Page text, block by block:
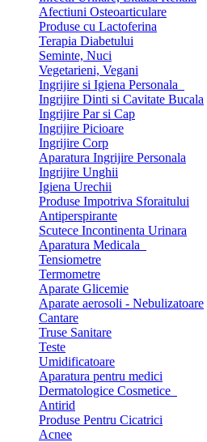
Afectiuni Osteoarticulare
Produse cu Lactoferina
Terapia Diabetului
Seminte, Nuci
Vegetarieni, Vegani
Ingrijire si Igiena Personala
Ingrijire Dinti si Cavitate Bucala
Ingrijire Par si Cap
Ingrijire Picioare
Ingrijire Corp
Aparatura Ingrijire Personala
Ingrijire Unghii
Igiena Urechii
Produse Impotriva Sforaitului
Antiperspirante
Scutece Incontinenta Urinara
Aparatura Medicala
Tensiometre
Termometre
Aparate Glicemie
Aparate aerosoli - Nebulizatoare
Cantare
Truse Sanitare
Teste
Umidificatoare
Aparatura pentru medici
Dermatologice Cosmetice
Antirid
Produse Pentru Cicatrici
Acnee